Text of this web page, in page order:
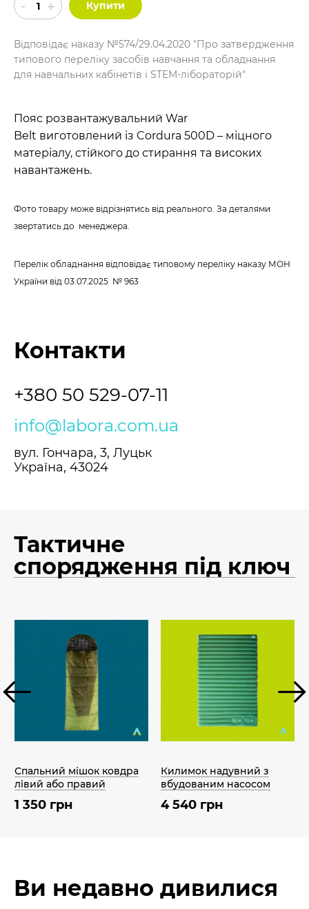
Купити
Відповідає наказу №574/29.04.2020 "Про затвердження
типового переліку засобів навчання та обладнання
для навчальних кабінетів і STEM-лібораторій"
Пояс розвантажувальний War
Belt виготовлений із Cordura 500D – міцного
матеріалу, стійкого до стирання та високих
навантажень.
Фото товару може відрізнятись від реального. За деталями
звертатись до менеджера.
Перелік обладнання відповідає типовому переліку наказу МОН
України від 03.07.2025 № 963
Контакти
+380 50 529-07-11
info@labora.com.ua
вул. Гончара, 3, Луцьк
Україна, 43024
Тактичне
спорядження під ключ
Спальний мішок ковдра
лівий або правий
1 350 грн
Килимок надувний з
вбудованим насосом
4 540 грн
Ви недавно дивилися